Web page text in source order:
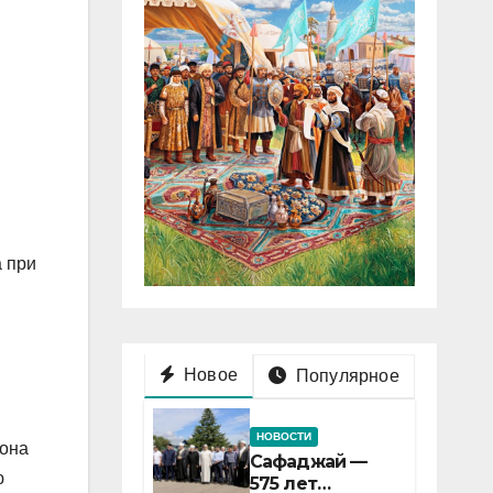
при
Новое Популярное
НОВОСТИ
Сафаджай —
575 лет